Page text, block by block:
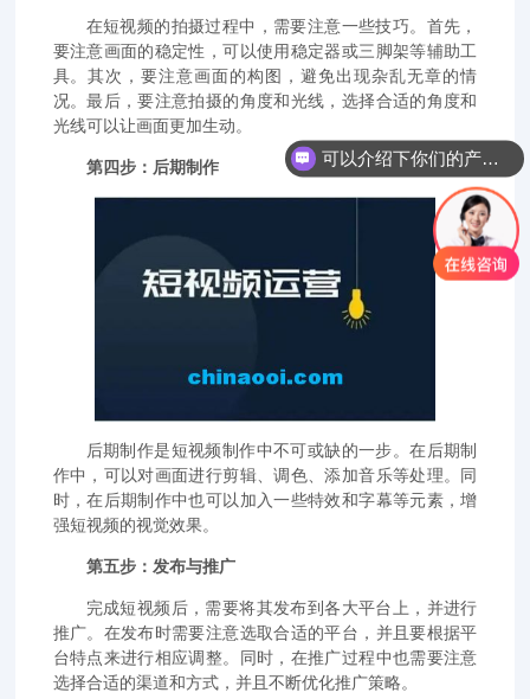
在短视频的拍摄过程中，需要注意一些技巧。首先，
要注意画面的稳定性，可以使用稳定器或三脚架等辅助工
具。其次，要注意画面的构图，避免出现杂乱无章的情
况。最后，要注意拍摄的角度和光线，选择合适的角度和
光线可以让画面更加生动。
第四步：后期制作
后期制作是短视频制作中不可或缺的一步。在后期制
作中，可以对画面进行剪辑、调色、添加音乐等处理。同
时，在后期制作中也可以加入一些特效和字幕等元素，增
强短视频的视觉效果。
第五步：发布与推广
完成短视频后，需要将其发布到各大平台上，并进行
推广。在发布时需要注意选取合适的平台，并且要根据平
台特点来进行相应调整。同时，在推广过程中也需要注意
选择合适的渠道和方式，并且不断优化推广策略。
可以介绍下你们的产品么？